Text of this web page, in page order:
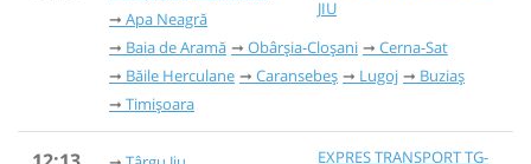
JIU
Apa Neagră
Baia de Aramă
Obârșia-Cloșani
Cerna-Sat
Băile Herculane
Caransebeș Lugoj
Buziaș
Timișoara
EXPRES TRANSPORT TG-